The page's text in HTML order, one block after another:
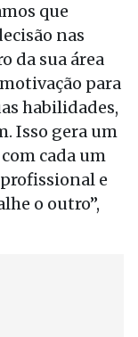
que
nas
da sua área
para
habilidades,
Isso gera um
cada um
e
o outro”,